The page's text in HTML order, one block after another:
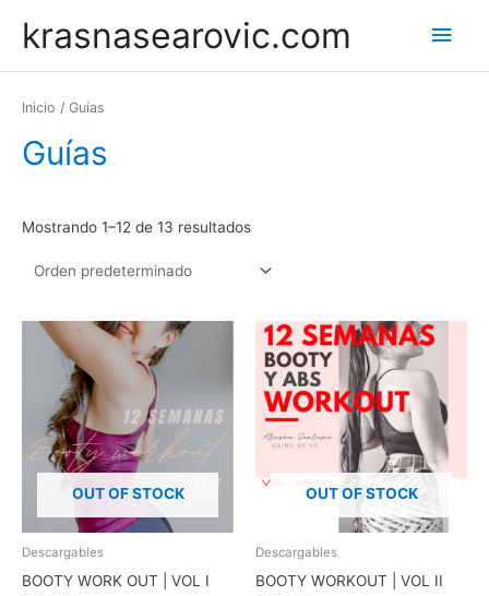
krasnasearovic.com
Main
Inicio / Guías
Guías
Mostrando 1–12 de 13 resultados
OUT OF STOCK
Descargables
BOOTY WORK OUT | VOL I
OUT OF STOCK
Descargables
BOOTY WORKOUT | VOL II